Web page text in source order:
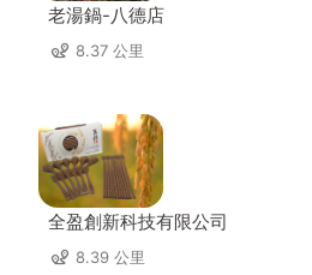
老湯鍋-八德店
8.37 公里
全盈創新科技有限公司
8.39 公里